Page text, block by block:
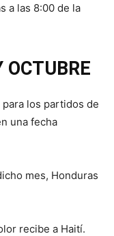
a las 8:00 de la
OCTUBRE
los partidos de
una fecha
mes, Honduras
recibe a Haití.